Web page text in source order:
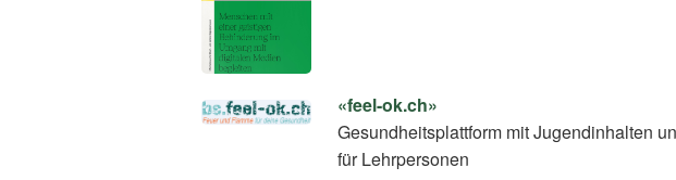
«feel-ok.ch»
Gesundheitsplattform mit Jugendinhalten
für Lehrpersonen